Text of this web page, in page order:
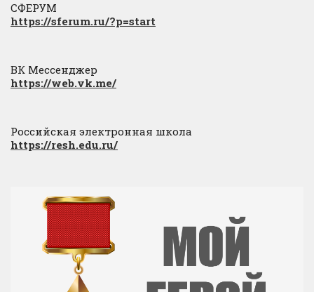
СФЕРУМ
https://sferum.ru/?p=start
ВК Мессенджер
https://web.vk.me/
Российская электронная школа
https://resh.edu.ru/